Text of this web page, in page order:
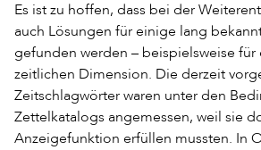
Es ist zu hoffen, dass bei der
auch Lösungen für einige lang
gefunden werden – beispielsweise
zeitlichen Dimension. Die derzeit
Zeitschlagwörter waren unter den
Zettelkatalogs angemessen, weil sie
Anzeigefunktion erfüllen mussten. In